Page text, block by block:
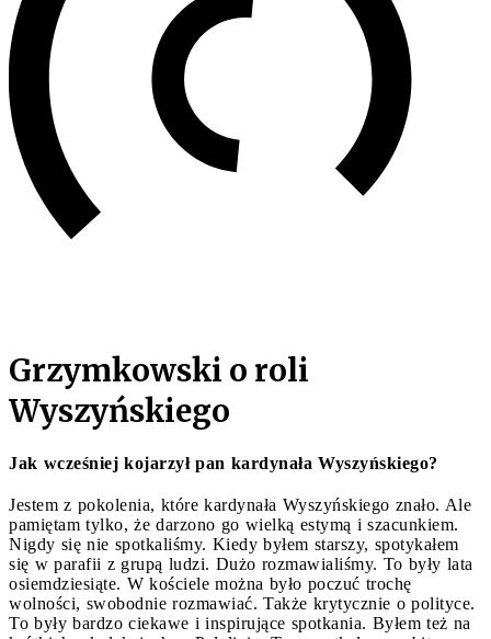
Grzymkowski o roli
Wyszyńskiego
Jak wcześniej kojarzył pan kardynała Wyszyńskiego?
Jestem z pokolenia, które kardynała Wyszyńskiego znało. Ale
pamiętam tylko, że darzono go wielką estymą i szacunkiem.
Nigdy się nie spotkaliśmy. Kiedy byłem starszy, spotykałem
się w parafii z grupą ludzi. Dużo rozmawialiśmy. To były lata
osiemdziesiąte. W kościele można było poczuć trochę
wolności, swobodnie rozmawiać. Także krytycznie o polityce.
To były bardzo ciekawe i inspirujące spotkania. Byłem też na